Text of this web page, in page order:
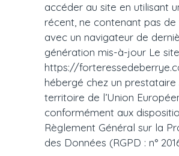
accéder au site en utilisant
récent, ne contenant pas de
avec un navigateur de
génération mis-à-jour Le site
https://
hébergé chez un prestataire
territoire de l’Union
conformément aux
Règlement Général sur la
des Données (RGPD : n°